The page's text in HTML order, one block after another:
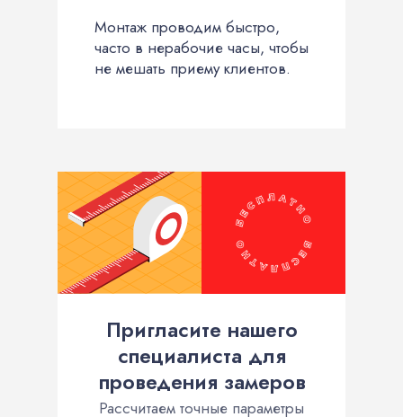
Монтаж проводим быстро,
часто в нерабочие часы, чтобы
не мешать приему клиентов.
Пригласите нашего
специалиста для
проведения замеров
Рассчитаем точные параметры